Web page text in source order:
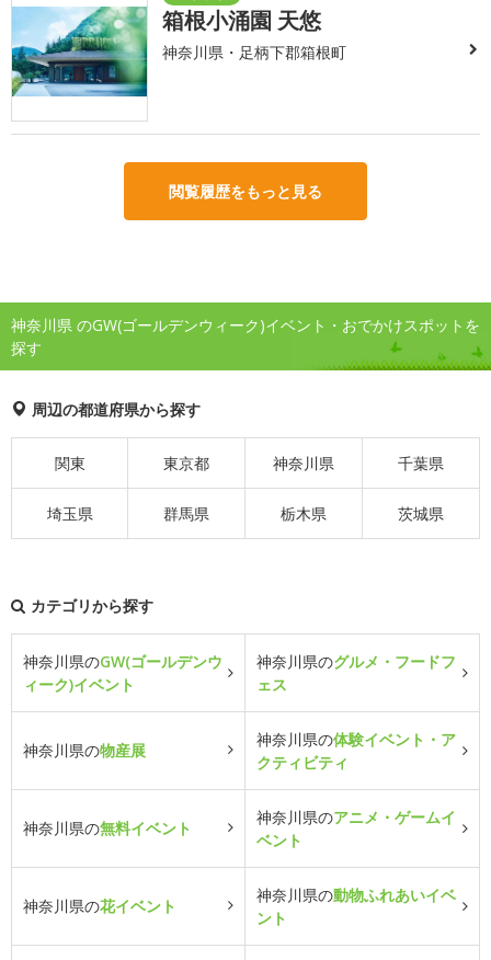
箱根小涌園 天悠
神奈川県・足柄下郡箱根町
閲覧履歴をもっと見る
神奈川県 のGW(ゴールデンウィーク)イベント・おでかけスポットを
探す
周辺の都道府県から探す
関東 東京都 神奈川県 千葉県
埼玉県 群馬県 栃木県 茨城県
カテゴリから探す
神奈川県のGW(ゴールデンウ
ィーク)イベント
神奈川県のグルメ・フードフ
ェス
神奈川県の物産展
神奈川県の体験イベント・ア
クティビティ
神奈川県の無料イベント
神奈川県のアニメ・ゲームイ
ベント
神奈川県の花イベント
神奈川県の動物ふれあいイベ
ント